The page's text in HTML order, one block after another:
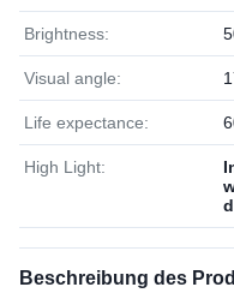
Brightness:
Visual angle:
Life expectance:
High Light:
Beschreibung des